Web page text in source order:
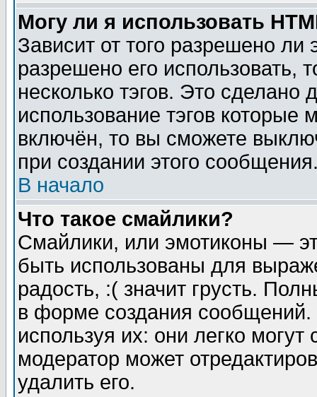
Могу ли я использовать
Зависит от того разрешено
разрешено его использовать,
несколько тэгов. Это сделано
использование тэгов
включён, то вы сможете
при создании этого
В начало
Что такое смайлики?
Смайлики, или эмотиконы —
быть использованы для
радость, :( значит грусть.
в форме создания сообщений.
используя их: они легко
модератор может
удалить его.